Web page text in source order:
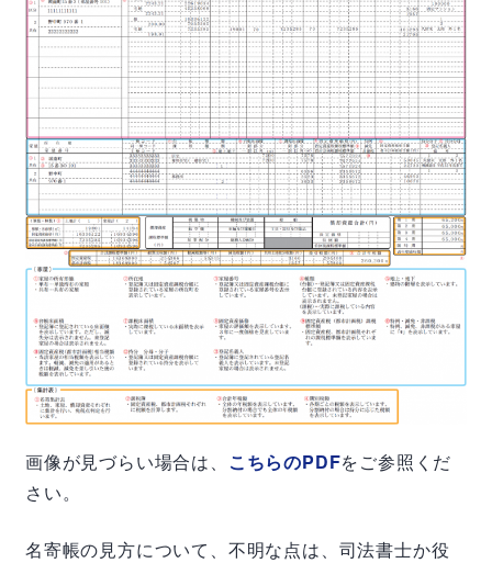
画像が見づらい場合は、 こちらのPDFをご参照くだ
さい。
名寄帳の見方について、不明な点は、司法書士か役